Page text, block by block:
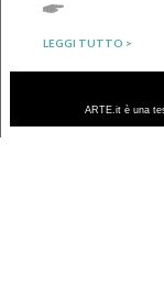
LEGGI TUTTO >
ARTE.it è una